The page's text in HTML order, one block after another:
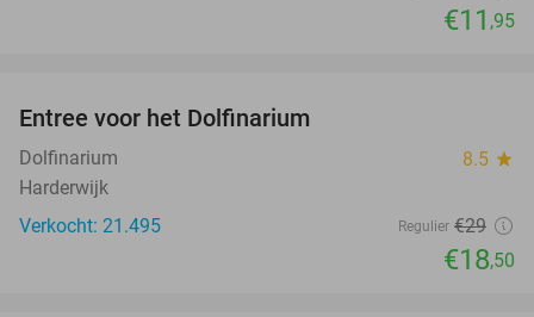
€11 ,95
Entree voor het Dolfinarium
Dolfinarium 8.5 star
Harderwijk
Verkocht: 21.495
Regulier €29
€18,50